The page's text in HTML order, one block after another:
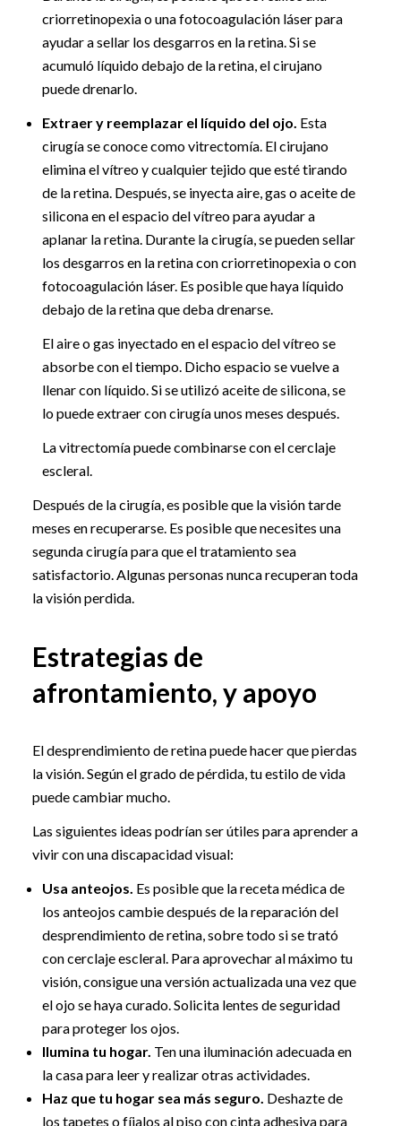
criorretinopexia o una fotocoagulación láser para
ayudar a sellar los desgarros en la retina. Si se
acumuló líquido debajo de la retina, el cirujano
puede drenarlo.
Extraer y reemplazar el líquido del ojo. Esta
cirugía se conoce como vitrectomía. El cirujano
elimina el vítreo y cualquier tejido que esté tirando
de la retina. Después, se inyecta aire, gas o aceite de
silicona en el espacio del vítreo para ayudar a
aplanar la retina. Durante la cirugía, se pueden sellar
los desgarros en la retina con criorretinopexia o con
fotocoagulación láser. Es posible que haya líquido
debajo de la retina que deba drenarse.
El aire o gas inyectado en el espacio del vítreo se
absorbe con el tiempo. Dicho espacio se vuelve a
llenar con líquido. Si se utilizó aceite de silicona, se
lo puede extraer con cirugía unos meses después.
La vitrectomía puede combinarse con el cerclaje
escleral.
Después de la cirugía, es posible que la visión tarde
meses en recuperarse. Es posible que necesites una
segunda cirugía para que el tratamiento sea
satisfactorio. Algunas personas nunca recuperan toda
la visión perdida.
Estrategias de
afrontamiento, y apoyo
El desprendimiento de retina puede hacer que pierdas
la visión. Según el grado de pérdida, tu estilo de vida
puede cambiar mucho.
Las siguientes ideas podrían ser útiles para aprender a
vivir con una discapacidad visual:
Usa anteojos. Es posible que la receta médica de
los anteojos cambie después de la reparación del
desprendimiento de retina, sobre todo si se trató
con cerclaje escleral. Para aprovechar al máximo tu
visión, consigue una versión actualizada una vez que
el ojo se haya curado. Solicita lentes de seguridad
para proteger los ojos.
Ilumina tu hogar. Ten una iluminación adecuada en
la casa para leer y realizar otras actividades.
Haz que tu hogar sea más seguro. Deshazte de
los tapetes o fíjalos al piso con cinta adhesiva para